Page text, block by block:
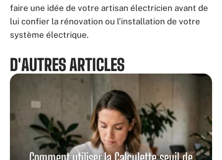
faire une idée de votre artisan électricien avant de
lui confier la rénovation ou l’installation de votre
système électrique.
D'AUTRES ARTICLES